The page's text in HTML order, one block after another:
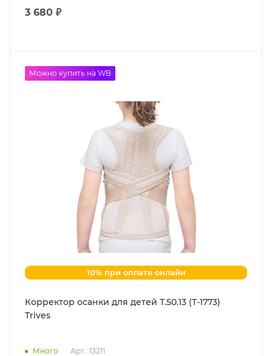
3 680 ₽
10% при оплате онлайн
Можно купить на WB
Корректор осанки для детей Т.50.13 (Т-1773)
Trives
Много Арт.: 13211